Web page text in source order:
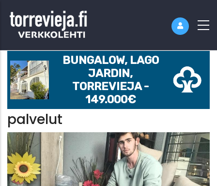
BUNGALOW, LAGO
JARDIN,
TORREVIEJA -
149.000€
palvelut